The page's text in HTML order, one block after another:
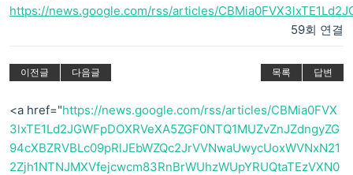
https://news.google.com/rss/articles/
59회 연결
이전글 다음글 목록 답변
<a href="https://news.google.com/rss/articles/CBMia0FVX
3lxTE1Ld2JGWFpDOXRVeXA5ZGF0NTQ1MUZvZnJZdngyZG
94cXBZRVBLc09pRlJEbWZQc2JrVVNwaUwycUoxWVNxN21
2Zjh1NTNJMXVfejcwcm83RnBrWUhzWUpYRUQtaTEzVXN0